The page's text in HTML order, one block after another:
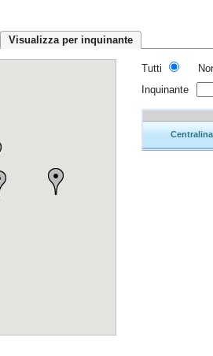
Visualizza per inquinante
Tutti
Inquinante
Centralina